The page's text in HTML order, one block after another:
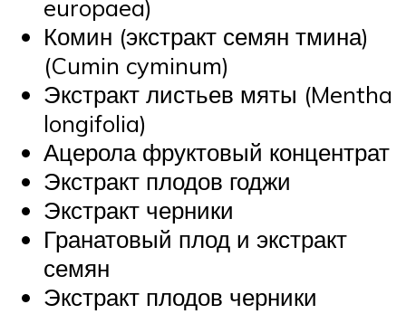
europaea)
Комин (экстракт семян тмина)
(Cumin cyminum)
Экстракт листьев мяты (Mentha
longifolia)
Ацерола фруктовый концентрат
Экстракт плодов годжи
Экстракт черники
Гранатовый плод и экстракт
семян
Экстракт плодов черники